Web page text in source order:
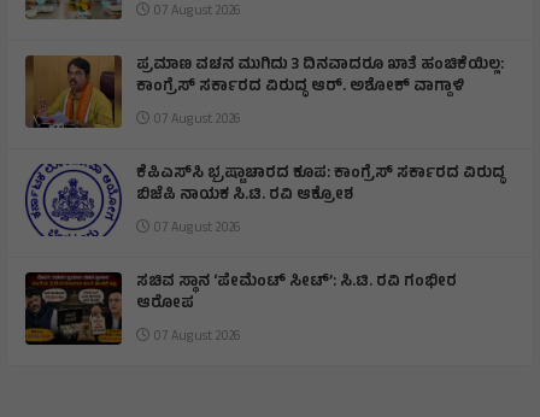
07 August 2026
ಪ್ರಮಾಣ ವಚನ ಮುಗಿದು 3 ದಿನವಾದರೂ ಖಾತೆ ಹಂಚಿಕೆಯಿಲ್ಲ:
ಕಾಂಗ್ರೆಸ್ ಸರ್ಕಾರದ ವಿರುದ್ಧ ಆರ್‌. ಅಶೋಕ್ ವಾಗ್ದಾಳಿ
07 August 2026
ಕೆಪಿಎಸ್‌ಸಿ ಭ್ರಷ್ಟಾಚಾರದ ಕೂಪ: ಕಾಂಗ್ರೆಸ್ ಸರ್ಕಾರದ ವಿರುದ್ಧ
ಬಿಜೆಪಿ ನಾಯಕ ಸಿ.ಟಿ. ರವಿ ಆಕ್ರೋಶ
07 August 2026
ಸಚಿವ ಸ್ಥಾನ ‘ಪೇಮೆಂಟ್ ಸೀಟ್’: ಸಿ.ಟಿ. ರವಿ ಗಂಭೀರ
ಆರೋಪ
07 August 2026